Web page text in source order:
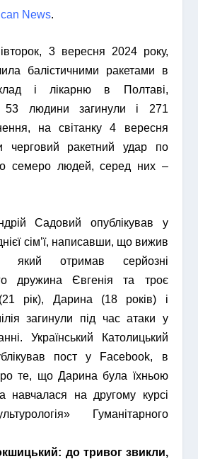
News.
3 вересня 2024 року,
балістичними ракетами в
і лікарню в Полтаві,
53 людини загинули і 271
на світанку 4 вересня
черговий ракетний удар по
семеро людей, серед них –
Садовий опублікував у
сім’ї, написавши, що вижив
який отримав серйозні
дружина Євгенія та троє
рік), Дарина (18 років) і
загинули під час атаки у
Український Католицький
пост у Facebook, в
те, що Дарина була їхньою
навчалася на другому курсі
Гуманітарного
до тривог звикли,